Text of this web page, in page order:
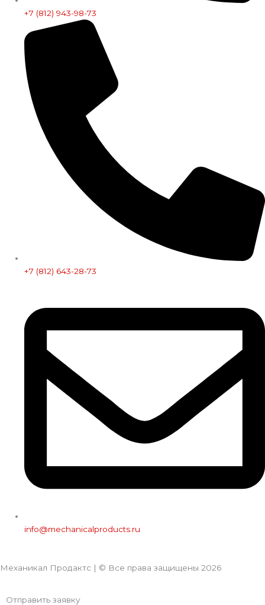
+7 (812) 943-98-73
+7 (812) 643-28-73
info@mechanicalproducts.ru
Механикал Продактс | © Все права защищены 2026
Отправить заявку